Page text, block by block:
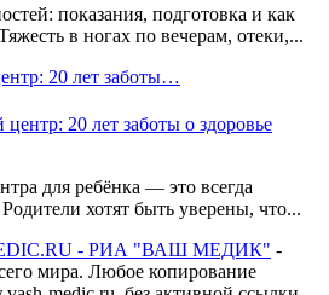
показания, подготовка и как
в ногах по вечерам, отеки,...
20 лет заботы…
для ребёнка — это всегда
хотят быть уверены, что...
- РИА "ВАШ МЕДИК" -
мира. Любое копирование